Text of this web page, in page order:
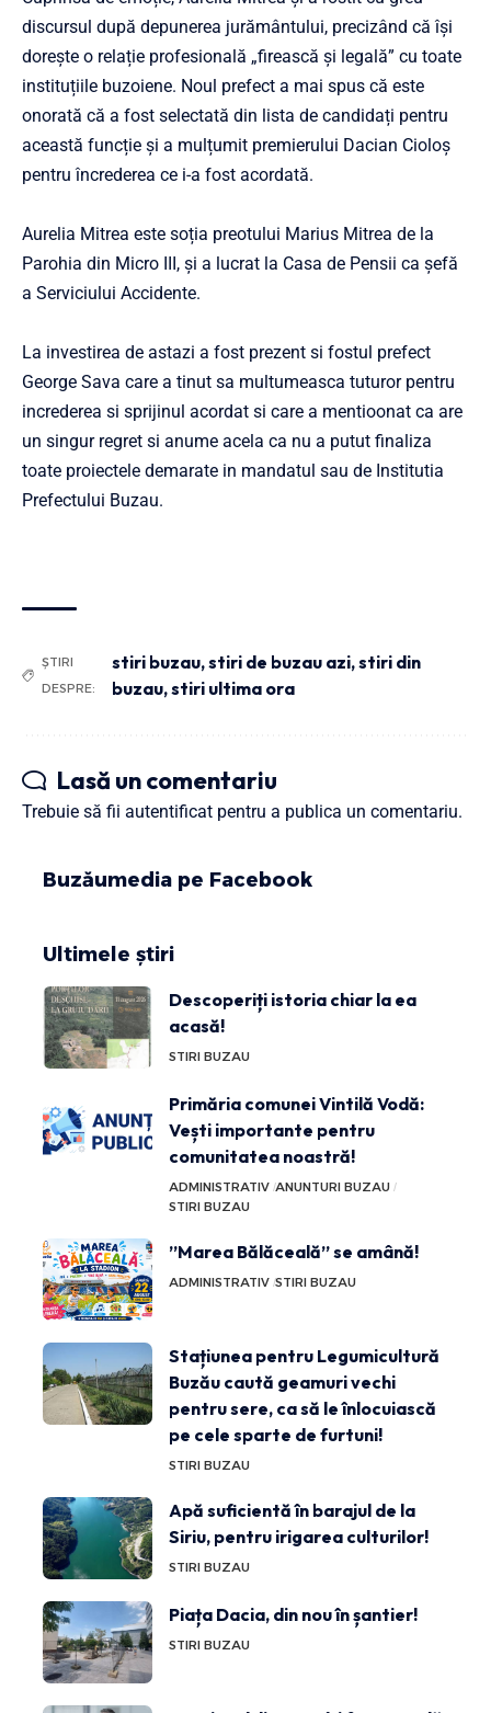
discursul după depunerea jurământului, precizând că își
dorește o relație profesională „firească și legală” cu toate
instituțiile buzoiene. Noul prefect a mai spus că este
onorată că a fost selectată din lista de candidați pentru
această funcție și a mulțumit premierului Dacian Cioloș
pentru încrederea ce i-a fost acordată.
Aurelia Mitrea este soția preotului Marius Mitrea de la
Parohia din Micro III, și a lucrat la Casa de Pensii ca șefă
a Serviciului Accidente.
La investirea de astazi a fost prezent si fostul prefect
George Sava care a tinut sa multumeasca tuturor pentru
increderea si sprijinul acordat si care a mentioonat ca are
un singur regret si anume acela ca nu a putut finaliza
toate proiectele demarate in mandatul sau de Institutia
Prefectului Buzau.
ȘTIRI
DESPRE:
stiri buzau,stiri de buzau azi,stiri din
buzau,stiri ultima ora
Lasă un comentariu
Trebuie să fii autentificat pentru a publica un comentariu.
Buzăumedia pe Facebook
Ultimele știri
Descoperiți istoria chiar la ea
acasă!
STIRI BUZAU
Primăria comunei Vintilă Vodă:
Vești importante pentru
comunitatea noastră!
ADMINISTRATIV ANUNTURI BUZAU
STIRI BUZAU
”Marea Bălăceală” se amână!
ADMINISTRATIV STIRI BUZAU
Stațiunea pentru Legumicultură
Buzău caută geamuri vechi
pentru sere, ca să le înlocuiască
pe cele sparte de furtuni!
STIRI BUZAU
Apă suficientă în barajul de la
Siriu, pentru irigarea culturilor!
STIRI BUZAU
Piața Dacia, din nou în șantier!
STIRI BUZAU